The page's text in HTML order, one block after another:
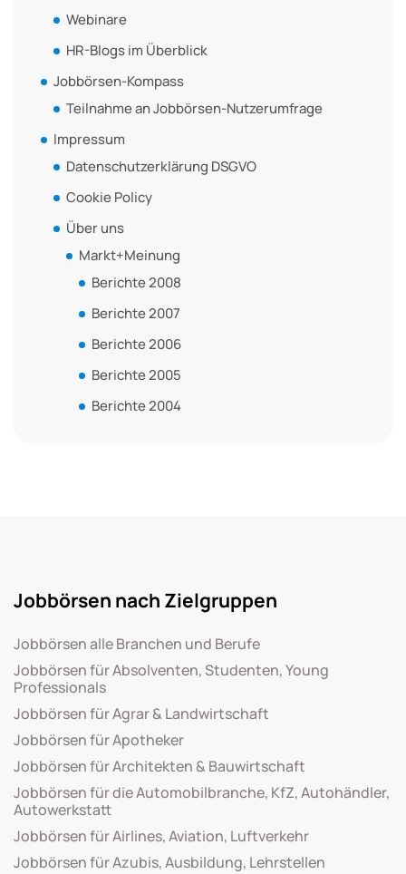
Webinare
HR-Blogs im Überblick
Jobbörsen-Kompass
Teilnahme an Jobbörsen-Nutzerumfrage
Impressum
Datenschutzerklärung DSGVO
Cookie Policy
Über uns
Markt+Meinung
Berichte 2008
Berichte 2007
Berichte 2006
Berichte 2005
Berichte 2004
Jobbörsen nach Zielgruppen
Jobbörsen alle Branchen und Berufe
Jobbörsen für Absolventen, Studenten, Young
Professionals
Jobbörsen für Agrar & Landwirtschaft
Jobbörsen für Apotheker
Jobbörsen für Architekten & Bauwirtschaft
Jobbörsen für die Automobilbranche, KfZ, Autohändler,
Autowerkstatt
Jobbörsen für Airlines, Aviation, Luftverkehr
Jobbörsen für Azubis, Ausbildung, Lehrstellen